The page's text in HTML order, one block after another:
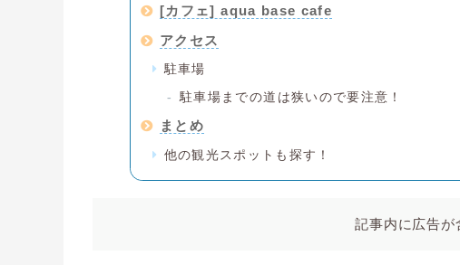
[カフェ] aqua base cafe
アクセス
駐車場
駐車場までの道は狭いので要注意！
まとめ
他の観光スポットも探す！
記事内に広告が